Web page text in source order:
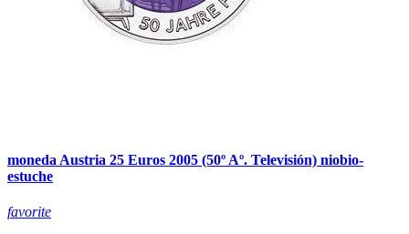
moneda Austria 25 Euros 2005 (50º Aº. Televisión) niobio-
estuche
favorite